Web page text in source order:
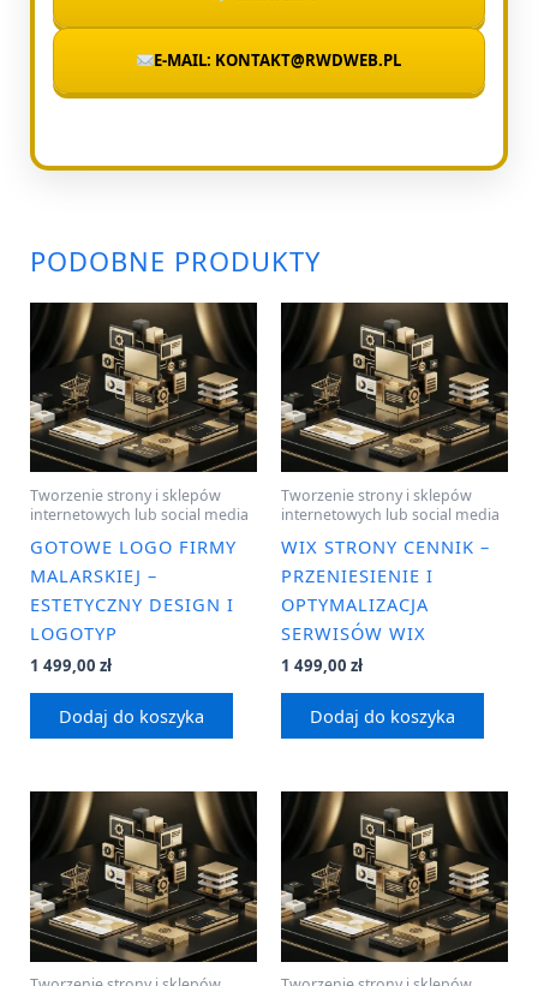
E-MAIL: KONTAKT@RWDWEB.PL
PODOBNE PRODUKTY
Tworzenie strony i sklepów
internetowych lub social media
GOTOWE LOGO FIRMY
MALARSKIEJ –
ESTETYCZNY DESIGN I
LOGOTYP
1 499,00 zł
Dodaj do koszyka
Tworzenie strony i sklepów
internetowych lub social media
WIX STRONY CENNIK –
PRZENIESIENIE I
OPTYMALIZACJA
SERWISÓW WIX
1 499,00 zł
Dodaj do koszyka